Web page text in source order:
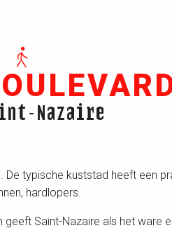
Nazaire
typische kuststad heeft een
hardlopers.
Saint-Nazaire als het ware